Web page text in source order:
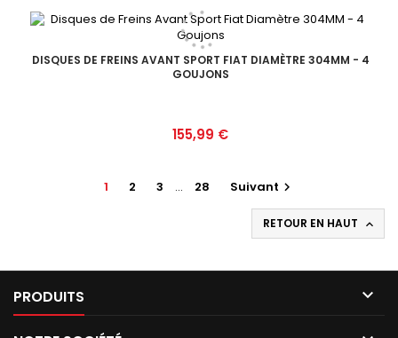
DISQUES DE FREINS AVANT SPORT FIAT DIAMÈTRE 304MM - 4
GOUJONS
Prix
155,99 €
1 2 3 … 28 Suivant 
RETOUR EN HAUT 
PRODUITS 